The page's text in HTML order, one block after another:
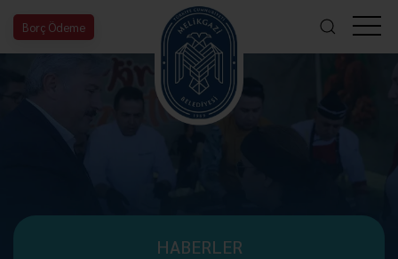
Borç Ödeme
HABERLER